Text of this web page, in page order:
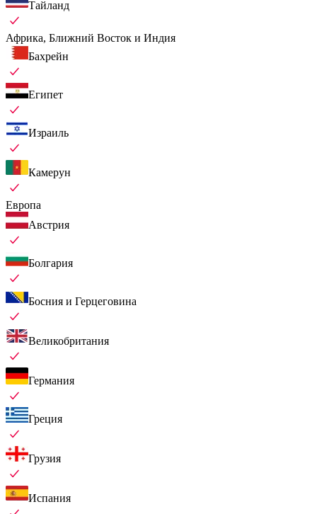
Тайланд
Африка, Ближний Восток и Индия
Бахрейн
Египет
Израиль
Камерун
Европа
Австрия
Болгария
Босния и Герцеговина
Великобритания
Германия
Греция
Грузия
Испания